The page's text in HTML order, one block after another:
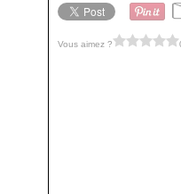
Vous aimez ?